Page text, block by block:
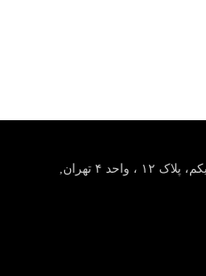
، واحد ۴
تهران,